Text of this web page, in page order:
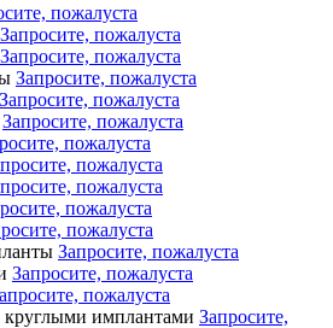
пожалуста
Запросите, пожалуста
Запросите, пожалуста
Запросите, пожалуста
Запросите, пожалуста
Запросите, пожалуста
пожалуста
пожалуста
пожалуста
пожалуста
пожалуста
Запросите, пожалуста
Запросите, пожалуста
пожалуста
круглыми имплантами Запросите,